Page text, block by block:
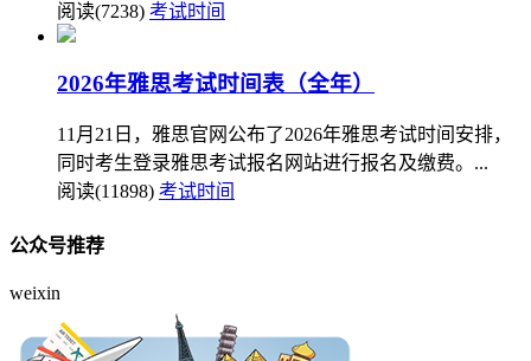
阅读(7238) 考试时间
2026年雅思考试时间表（全年）
11月21日，雅思官网公布了2026年雅思考试时间安排，
同时考生登录雅思考试报名网站进行报名及缴费。...
阅读(11898) 考试时间
公众号推荐
weixin